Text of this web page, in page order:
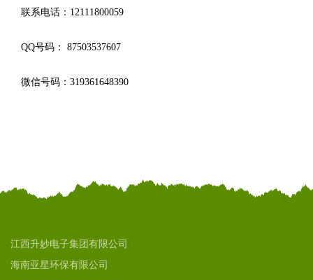
联系电话：12111800059
QQ号码： 87503537607
微信号码：319361648390
江西升妙电子集团有限公司
海南亚星环保有限公司